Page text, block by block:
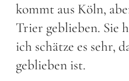
kommt aus Köln,
Trier geblieben. Sie
ich schätze es sehr,
geblieben ist.